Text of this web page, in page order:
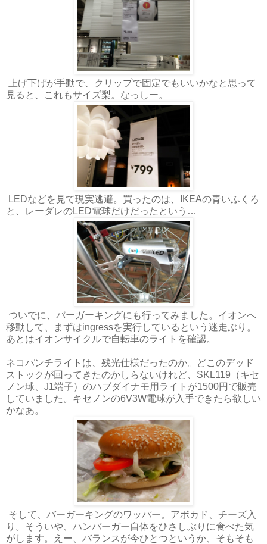
上げ下げが手動で、クリップで固定でもいいかなと思って
見ると、これもサイズ梨。なっしー。
LEDなどを見て現実逃避。買ったのは、IKEAの青いふくろ
と、レーダレのLED電球だけだったという…
ついでに、バーガーキングにも行ってみました。イオンへ
移動して、まずはingressを実行しているという迷走ぶり。
あとはイオンサイクルで自転車のライトを確認。
ネコパンチライトは、残光仕様だったのか。どこのデッド
ストックが回ってきたのかしらないけれど、SKL119（キセ
ノン球、J1端子）のハブダイナモ用ライトが1500円で販売
していました。キセノンの6V3W電球が入手できたら欲しい
かなあ。
そして、バーガーキングのワッパー。アボカド、チーズ入
り。そういや、ハンバーガー自体をひさしぶりに食べた気
がします。えー、バランスが今ひとつというか、そもそも